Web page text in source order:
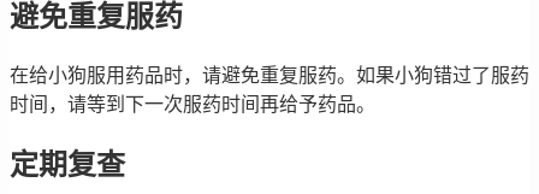
避免重复服药
在给小狗服用药品时，请避免重复服药。如果小狗错过了服药
时间，请等到下一次服药时间再给予药品。
定期复查